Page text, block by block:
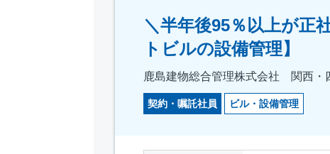
＼半年後95％以上が正
トビルの設備管理】
鹿島建物総合管理株式会社 関西・
契約・嘱託社員 ビル・設備管理